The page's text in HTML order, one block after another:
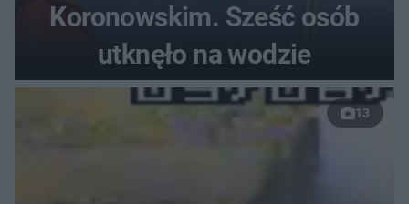
Koronowskim. Sześć osób
utknęło na wodzie
13